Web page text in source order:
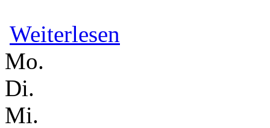
Weiterlesen
Mo.
Di.
Mi.